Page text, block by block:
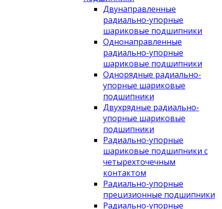
Двунаправленные
радиально-упорные
шариковые подшипники
Однонаправленные
радиально-упорные
шариковые подшипники
Однорядные радиально-
упорные шариковые
подшипники
Двухрядные радиально-
упорные шариковые
подшипники
Радиально-упорные
шариковые подшипники с
четырехточечным
контактом
Радиально-упорные
прецизионные подшипники
Радиально-упорные